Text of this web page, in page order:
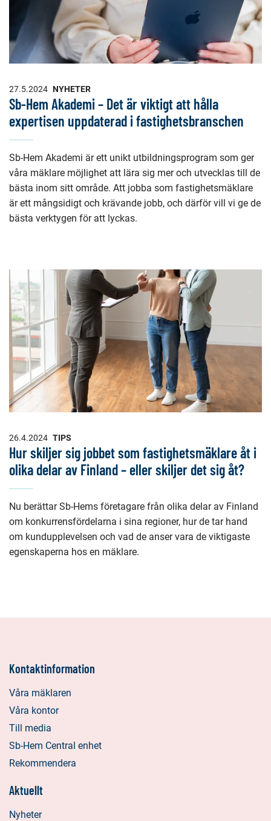
27.5.2024 NYHETER
Sb-Hem Akademi – Det är viktigt att hålla
expertisen uppdaterad i fastighetsbranschen
Sb-Hem Akademi är ett unikt utbildningsprogram som ger
våra mäklare möjlighet att lära sig mer och utvecklas till de
bästa inom sitt område. Att jobba som fastighetsmäklare
är ett mångsidigt och krävande jobb, och därför vill vi ge de
bästa verktygen för att lyckas.
26.4.2024 TIPS
Hur skiljer sig jobbet som fastighetsmäklare åt i
olika delar av Finland – eller skiljer det sig åt?
Nu berättar Sb-Hems företagare från olika delar av Finland
om konkurrensfördelarna i sina regioner, hur de tar hand
om kundupplevelsen och vad de anser vara de viktigaste
egenskaperna hos en mäklare.
Kontaktinformation
Våra mäklaren
Våra kontor
Till media
Sb-Hem Central enhet
Rekommendera
Aktuellt
Nyheter